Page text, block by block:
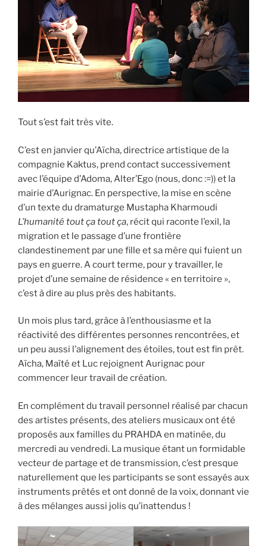
Tout s’est fait très vite.
C’est en janvier qu’Aïcha, directrice artistique de la
compagnie Kaktus, prend contact successivement
avec l’équipe d’Adoma, Alter’Ego (nous, donc :=)) et la
mairie d’Aurignac. En perspective, la mise en scène
d’un texte du dramaturge Mustapha Kharmoudi
L’humanité tout ça tout ça, récit qui raconte l’exil, la
migration et le passage d’une frontière
clandestinement par une fille et sa mère qui fuient un
pays en guerre. A court terme, pour y travailler, le
projet d’une semaine de résidence « en territoire »,
c’est à dire au plus près des habitants.
Un mois plus tard, grâce à l’enthousiasme et la
réactivité des différentes personnes rencontrées, et
un peu aussi l’alignement des étoiles, tout est fin prêt.
Aïcha, Maïté et Luc rejoignent Aurignac pour
commencer leur travail de création.
En complément du travail personnel réalisé par chacun
des artistes présents, des ateliers musicaux ont été
proposés aux familles du PRAHDA en matinée, du
mercredi au vendredi. La musique étant un formidable
vecteur de partage et de transmission, c’est presque
naturellement que les participants se sont essayés aux
instruments prêtés et ont donné de la voix, donnant vie
à des mélanges aussi jolis qu’inattendus !